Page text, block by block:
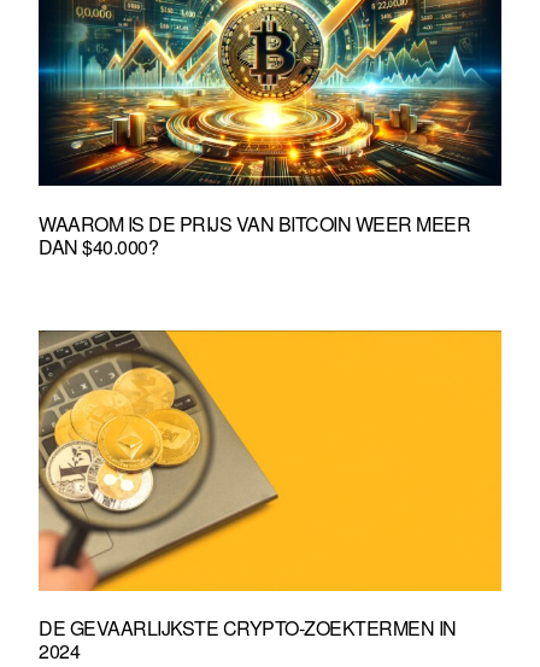
WAAROM IS DE PRIJS VAN BITCOIN WEER MEER
DAN $40.000?
DE GEVAARLIJKSTE CRYPTO-ZOEKTERMEN IN
2024